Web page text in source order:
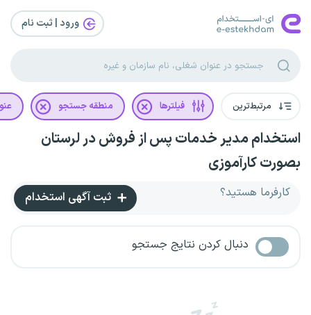
ورود | ثبت‌ نام
مرتبط‌ترین فیلترها منطقه جستجو
استخدام مدیر خدمات پس از فروش در لرستان
بصورت کارآموزی
کارفرما هستید؟ ثبت آگهی استخدام
دنبال کردن نتایج جستجو